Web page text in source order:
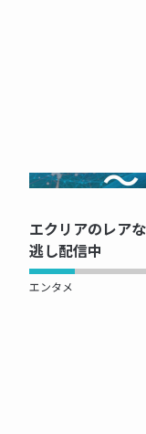
エクリアのレア
逃し配信中
エンタメ